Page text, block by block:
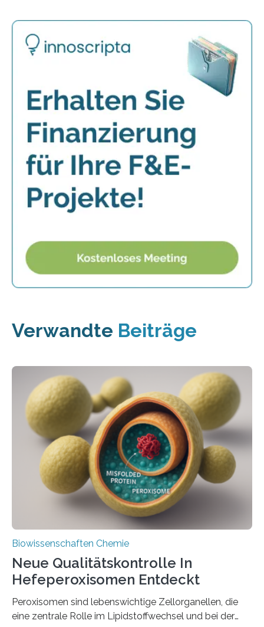
Verwandte Beiträge
Biowissenschaften Chemie
Neue Qualitätskontrolle In
Hefeperoxisomen Entdeckt
Peroxisomen sind lebenswichtige Zellorganellen, die
eine zentrale Rolle im Lipidstoffwechsel und bei der